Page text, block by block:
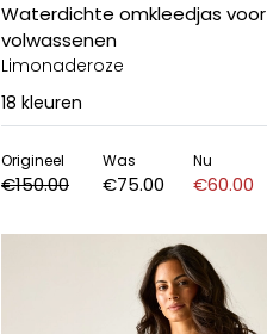
Waterdichte omkleedjas voor
volwassenen
Limonaderoze
18 kleuren
Origineel
€150.00
Was
€75.00
Nu
€60.00